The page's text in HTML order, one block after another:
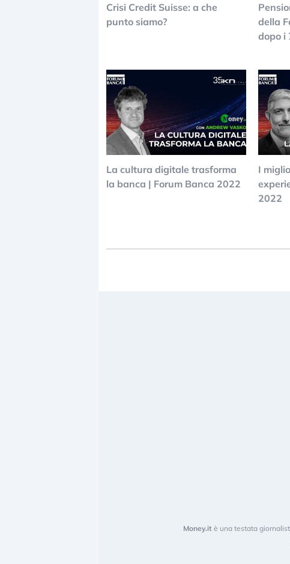
Crisi Credit Suisse: a che
punto siamo?
della
dopo i
La cultura digitale trasforma
la banca | Forum Banca 2022
I
2022
Money.it è una testata